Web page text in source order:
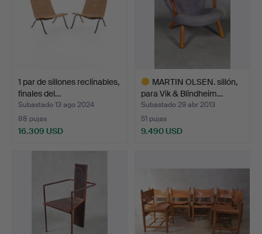
1 par de sillones reclinables,
finales del…
Subastado 13 ago 2024
88 pujas
16.309 USD
MARTIN OLSEN. sillón,
para Vik & Blindheim…
Subastado 29 abr 2013
51 pujas
9.490 USD